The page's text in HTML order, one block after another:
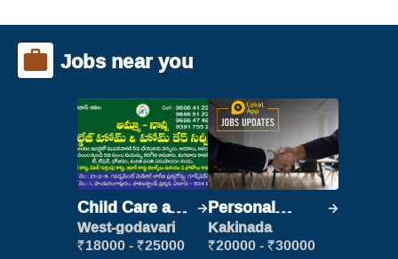
Jobs near you
Child Care and
Patient care
West-godavari
₹18000 - ₹25000
Personal
Assistant
Kakinada
₹20000 - ₹30000